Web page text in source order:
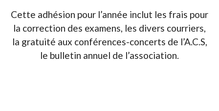
Cette adhésion pour l’année inclut les frais pour
la correction des examens, les divers courriers,
la gratuité aux conférences-concerts de l’A.C.S,
le bulletin annuel de l’association.